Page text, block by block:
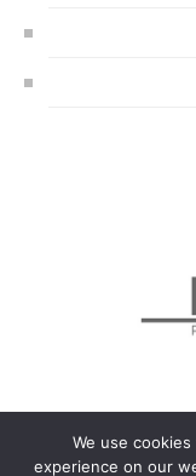
We use
experience on our